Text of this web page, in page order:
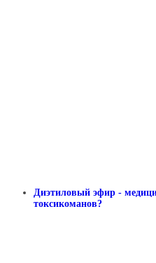
Диэтиловый эфир -
токсикоманов?